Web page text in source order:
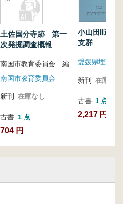
土佐国分寺跡 第一
次発掘調査概報
南国市教育委員会 編
南国市教育委員会
新刊 在庫なし
古書 1 点
704 円
小山田II遺跡
支群
新刊 在庫なし
古書 1 点
2,217 円